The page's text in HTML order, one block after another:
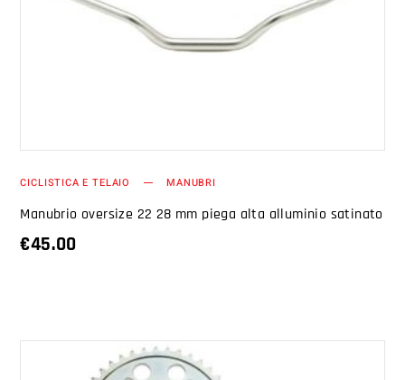
AGGIUNGI AL CARRELLO
CICLISTICA E TELAIO MANUBRI
Manubrio oversize 22 28 mm piega alta alluminio satinato
€45.00